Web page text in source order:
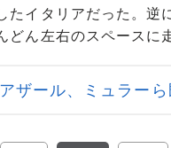
たイタリアだった。
どん左右のスペースに
ザール、ミュラーら